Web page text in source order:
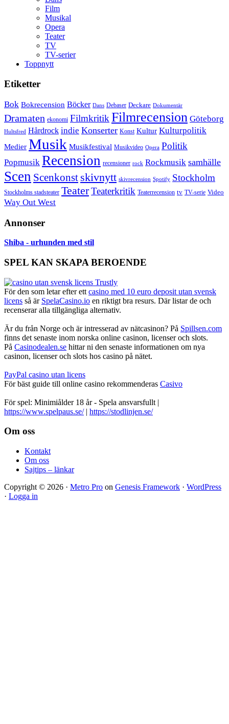
Film
Musikal
Opera
Teater
TV
TV-serier
Toppnytt
Etiketter
Bok Bokrecension Böcker Dans Debaser Deckare Dokumentär
Dramaten ekonomi Filmkritik Filmrecension Göteborg
Hultsfred Hårdrock indie Konserter Konst Kultur Kulturpolitik
Medier Musik Musikfestival Musikvideo Opera Politik
Popmusik Recension recensioner rock Rockmusik samhälle
Scen Scenkonst skivnytt skivrecension Spotify Stockholm
Stockholms stadsteater TeaterTeaterkritik Teaterrecension tv TV-serie Video
Way Out West
Annonser
Shiba - urhunden med stil
SPEL KAN SKAPA BEROENDE
För den som letar efter ett casino med 10 euro deposit utan svensk
licens så är SpelaCasino.io en riktigt bra resurs. Där listar de och
recenserar alla tillgängliga alternativ.
Är du från Norge och är intresserad av nätcasinon? På Spillsen.com
finns det senaste inom norska online casinon, licenser och slots.
På Casinodealen.se hittar ni den senaste informationen om nya
casinon, licenser och slots hos casino på nätet.
PayPal casino utan licens
För bäst guide till online casino rekommenderas Casivo
För spel: Minimiålder 18 år - Spela ansvarsfullt |
https://www.spelpaus.se/| https://stodlinjen.se/
Footer
Om oss
Kontakt
Om oss
Sajtips – länkar
Copyright © 2026 · Metro Pro on Genesis Framework · WordPress
· Logga in